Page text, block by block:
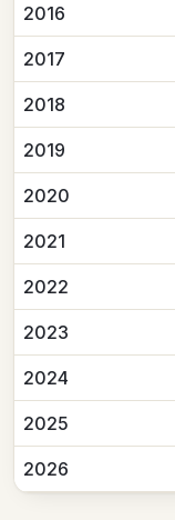
2016
2017
2018
2019
2020
2021
2022
2023
2024
2025
2026